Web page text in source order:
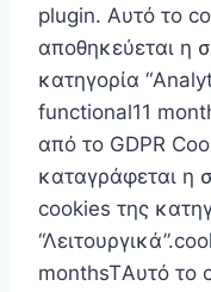
plugin. Αυτό το
αποθηκεύεται η
κατηγορία
functional11
από το GDPR
καταγράφεται η
cookies της
monthsTΑυτό το